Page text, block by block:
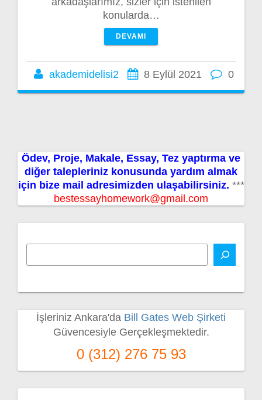
konularda…
DEVAMI
akademidelisi2 8 Eylül 2021 0
Ödev, Proje, Makale, Essay, Tez yaptırma ve
diğer talepleriniz konusunda yardım almak
için bize mail adresimizden ulaşabilirsiniz. ***
bestessayhomework@gmail.com
İşleriniz Ankara'da Bill Gates Web Şirketi
Güvencesiyle Gerçekleşmektedir.
0 (312) 276 75 93